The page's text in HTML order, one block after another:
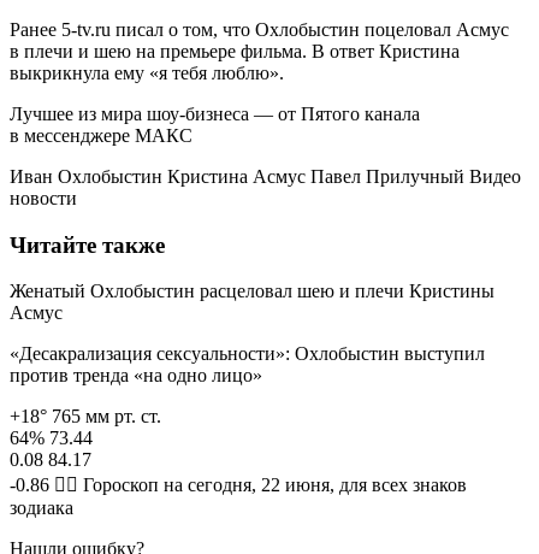
Ранее 5-tv.ru писал о том, что Охлобыстин поцеловал Асмус
в плечи и шею на премьере фильма. В ответ Кристина
выкрикнула ему «я тебя люблю».
Лучшее из мира шоу-бизнеса — от Пятого канала
в мессенджере МАКС
Иван Охлобыстин Кристина Асмус Павел Прилучный Видео
новости
Читайте также
Женатый Охлобыстин расцеловал шею и плечи Кристины
Асмус
«Десакрализация сексуальности»: Охлобыстин выступил
против тренда «на одно лицо»
+18° 765 мм рт. ст.
64% 73.44
0.08 84.17
-0.86 🧙‍♀ Гороскоп на сегодня, 22 июня, для всех знаков
зодиака
Нашли ошибку?